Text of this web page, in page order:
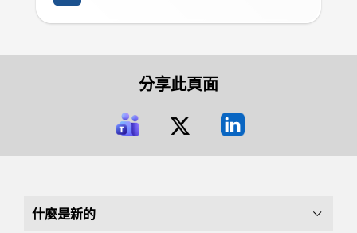
分享此頁面
什麼是新的